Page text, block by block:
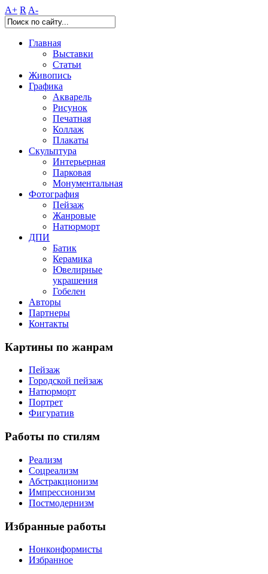
A+ R A-
Главная
Выставки
Статьи
Живопись
Графика
Акварель
Рисунок
Печатная
Коллаж
Плакаты
Скульптура
Интерьерная
Парковая
Монументальная
Фотография
Пейзаж
Жанровые
Натюрморт
ДПИ
Батик
Керамика
Ювелирные
украшения
Гобелен
Авторы
Партнеры
Контакты
Картины по жанрам
Пейзаж
Городской пейзаж
Натюрморт
Портрет
Фигуратив
Работы по стилям
Реализм
Соцреализм
Абстракционизм
Импрессионизм
Постмодернизм
Избранные работы
Нонконформисты
Избранное